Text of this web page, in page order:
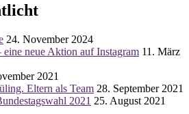
24. November 2024
eine neue Aktion auf Instagram 11. März
2021
Eltern als Team 28. September 2021
2021 25. August 2021